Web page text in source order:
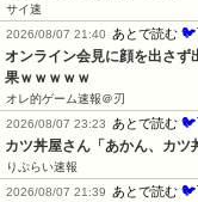
サイ速
2026/08/07 21:40
あとで読む
オンライン会見に顔を出さず
果ｗｗｗｗｗ
オレ的ゲーム速報＠刃
2026/08/07 23:23
あとで読む
カツ丼屋さん「あかん、カ
りぷらい速報
2026/08/07 21:39
あとで読む